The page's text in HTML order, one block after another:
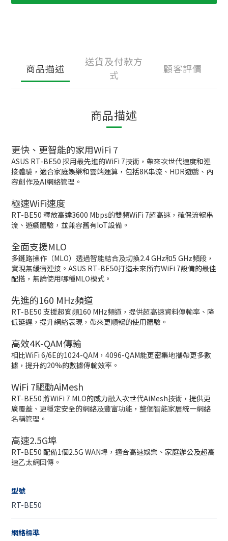
商品描述
送貨及付款方
式
顧客評價
商品描述
更快、更智能的家用WiFi 7
ASUS RT-BE50 採用最先進的WiFi 7技術，帶來次世代速度和連
接體驗，適合家庭娛樂和雲端運算，包括8K串流、HDR遊戲、內
容創作及AI網絡管理。
極速WiFi速度
RT-BE50 釋放高達3600 Mbps的雙頻WiFi 7超高速，確保流暢串
流、遊戲體驗，並兼容舊有IoT設備。
全面支援MLO
多鏈路操作（MLO）透過智能結合及切換2.4 GHz和5 GHz頻段，
實現無緩衝連接。ASUS RT-BE50打造未來所有WiFi 7設備的最佳
配搭，無論使用哪種MLO模式。
先進的160 MHz頻道
RT-BE50 支援超寬頻160 MHz頻道，提供超高速資料傳輸率、降
低延遲，提升網絡表現，帶來更順暢的使用體驗。
高效4K-QAM傳輸
相比WiFi 6/6E的1024-QAM，4096-QAM能更密集地攜帶更多數
據，提升約20%的數據傳輸效率。
WiFi 7驅動AiMesh
RT-BE50 將WiFi 7 MLO的威力融入次世代AiMesh技術，提供更
廣覆蓋、更穩定安全的網絡及豐富功能，整個智能家居統一網絡
名稱管理。
高速2.5G埠
RT-BE50 配備1個2.5G WAN埠，適合高速娛樂、家庭辦公及超高
速乙太網回傳。
型號
RT-BE50
網絡標準